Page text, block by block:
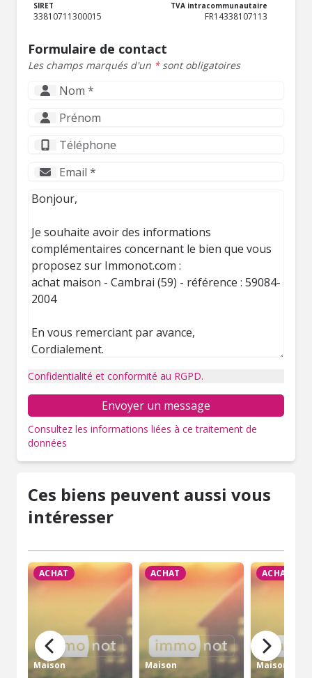
SIRET
33810711300015
TVA intracommunautaire
FR14338107113
Formulaire de contact
Les champs marqués d'un *sont obligatoires
Confidentialité et conformité au RGPD.
Envoyer un message
Consultez les informations liées à ce traitement de
données
Ces biens peuvent aussi vous
intéresser
ACHAT
Maison
ACHAT
Maison
ACHAT
Maison